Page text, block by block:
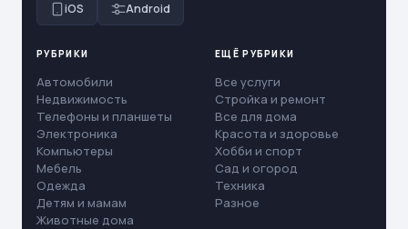
iOS Android
РУБРИКИ
Автомобили
Недвижимость
Телефоны и планшеты
Электроника
Компьютеры
Мебель
Одежда
Детям и мамам
Животные дома
ЕЩЁ РУБРИКИ
Все услуги
Стройка и ремонт
Все для дома
Красота и здоровье
Хобби и спорт
Сад и огород
Техника
Разное